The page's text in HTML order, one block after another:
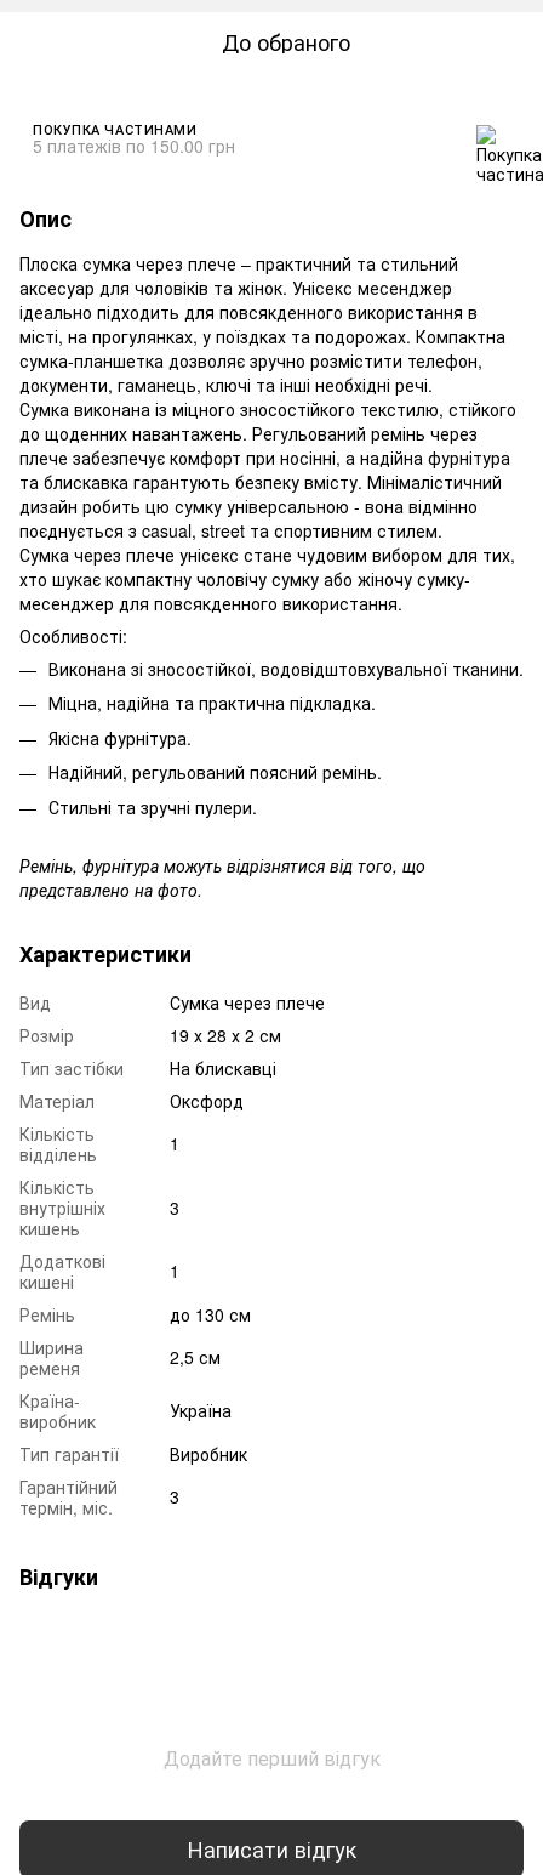
До обраного
ПОКУПКА ЧАСТИНАМИ
5 платежів по 150.00 грн
Опис
Плоска сумка через плече – практичний та стильний
аксесуар для чоловіків та жінок. Унісекс месенджер
ідеально підходить для повсякденного використання в
місті, на прогулянках, у поїздках та подорожах. Компактна
сумка-планшетка дозволяє зручно розмістити телефон,
документи, гаманець, ключі та інші необхідні речі.
Сумка виконана із міцного зносостійкого текстилю, стійкого
до щоденних навантажень. Регульований ремінь через
плече забезпечує комфорт при носінні, а надійна фурнітура
та блискавка гарантують безпеку вмісту. Мінімалістичний
дизайн робить цю сумку універсальною - вона відмінно
поєднується з casual, street та спортивним стилем.
Сумка через плече унісекс стане чудовим вибором для тих,
хто шукає компактну чоловічу сумку або жіночу сумку-
месенджер для повсякденного використання.
Особливості:
Виконана зі зносостійкої, водовідштовхувальної тканини.
Міцна, надійна та практична підкладка.
Якісна фурнітура.
Надійний, регульований поясний ремінь.
Стильні та зручні пулери.
Ремінь, фурнітура можуть відрізнятися від того, що
представлено на фото.
Характеристики
Вид
Сумка через плече
Розмір
19 х 28 х 2 см
Тип застібки
На блискавці
Матеріал
Оксфорд
Кількість
відділень
1
Кількість
внутрішніх
кишень
3
Додаткові
кишені
1
Ремінь
до 130 см
Ширина
ременя
2,5 см
Країна-
виробник
Україна
Тип гарантії
Виробник
Гарантійний
термін, міс.
3
Відгуки
Додайте перший відгук
Написати відгук